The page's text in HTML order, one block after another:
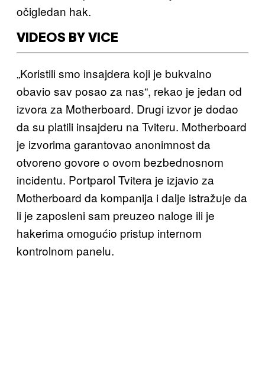
očigledan hak.
VIDEOS BY VICE
„Koristili smo insajdera koji je bukvalno
obavio sav posao za nas“, rekao je jedan od
izvora za Motherboard. Drugi izvor je dodao
da su platili insajderu na Tviteru. Motherboard
je izvorima garantovao anonimnost da
otvoreno govore o ovom bezbednosnom
incidentu. Portparol Tvitera je izjavio za
Motherboard da kompanija i dalje istražuje da
li je zaposleni sam preuzeo naloge ili je
hakerima omogućio pristup internom
kontrolnom panelu.